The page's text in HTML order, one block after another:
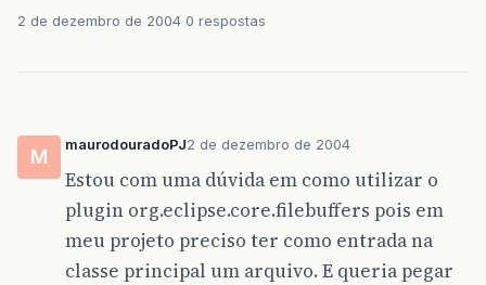
2 de dezembro de 2004 0 respostas
M
maurodouradoPJ2 de dezembro de 2004
Estou com uma dúvida em como utilizar o
plugin org.eclipse.core.filebuffers pois em
meu projeto preciso ter como entrada na
classe principal um arquivo. E queria pegar